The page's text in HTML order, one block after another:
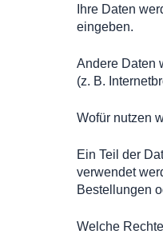
Ihre Daten
eingeben.
Andere Daten
(z. B.
Wofür nutzen
Ein Teil der
verwendet
Bestellungen
Welche